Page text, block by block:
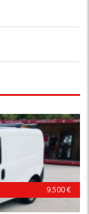
P
R
V
I
V
L
A
S
N
I
K
9.500 €